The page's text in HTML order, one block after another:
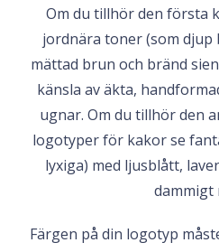
Om du tillhör den första
jordnära toner (som djup
mättad brun och bränd
känsla av äkta,
ugnar. Om du tillhör den
logotyper för kakor se
lyxiga) med ljusblått,
dammigt
Färgen på din logotyp